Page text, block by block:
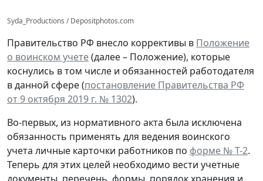
Syda_Productions / Depositphotos.com
Правительство РФ внесло коррективы в Положение
о воинском учете(далее – Положение), которые
коснулись в том числе и обязанностей работодателя
в данной сфере (постановление Правительства РФ
от 9 октября 2019 г. № 1302).
Во-первых, из нормативного акта была исключена
обязанность применять для ведения воинского
учета личные карточки работников по форме № Т-2.
Теперь для этих целей необходимо вести учетные